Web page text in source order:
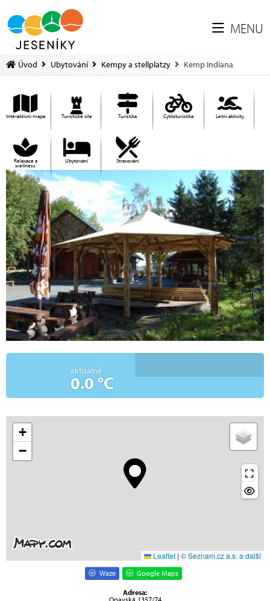
MENU
Úvod Ubytování Kempy a stellplatzy Kemp Indiana
Interaktivní mapa Turistické cíle Turistika Cykloturistika Letní aktivity
Relaxace a
wellness
Ubytování Stravování
aktuálně
0.0 °C
+
−
Leaflet | © Seznam.cz a.s. a další
Waze Google Maps
Adresa:
Opavská 1357/74